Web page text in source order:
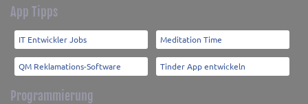
App Tipps
IT Entwickler Jobs Meditation Time
QM Reklamations-Software Tinder App entwickeln
Programmierung